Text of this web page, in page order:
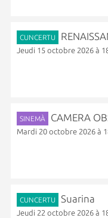
CUNCERTU
Jeudi 15 octobre 2026 à
SINEMÀ CAMERA
Mardi 20 octobre 2026 à
CUNCERTU Suarina
Jeudi 22 octobre 2026 à